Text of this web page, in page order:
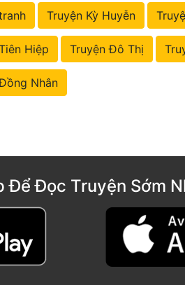
Truyện Kỳ Huyễn
Hiệp Truyện Đô Thị
Nhân
Để Đọc Truyện Sớm